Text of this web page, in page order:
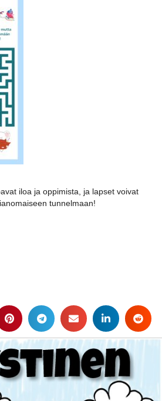
iloa ja oppimista, ja lapset voivat
tunnelmaan!